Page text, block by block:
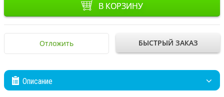
В КОРЗИНУ
Отложить БЫСТРЫЙ ЗАКАЗ
Описание